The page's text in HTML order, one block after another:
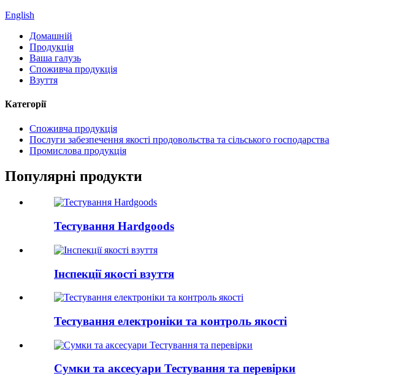
English
Домашній
Продукція
Ваша галузь
Споживча продукція
Взуття
Категорії
Споживча продукція
Послуги забезпечення якості продовольства та сільського господарства
Промислова продукція
Популярні продукти
Тестування Hardgoods
Інспекції якості взуття
Тестування електроніки та контроль якості
Сумки та аксесуари Тестування та перевірки